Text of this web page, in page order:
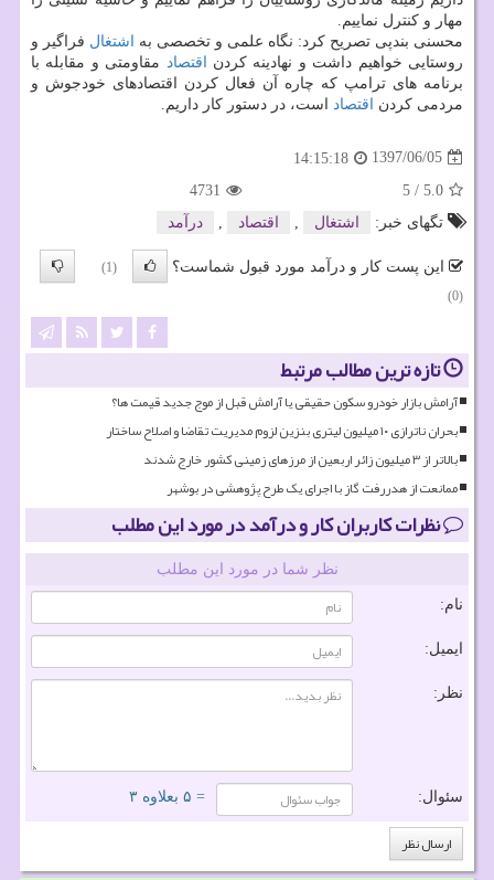
مهار و كنترل نماییم.
محسنی بندپی تصریح كرد: نگاه علمی و تخصصی به
اشتغال فراگیر و
روستایی خواهیم داشت و نهادینه كردن
اقتصاد مقاومتی و مقابله با
برنامه های ترامپ كه چاره آن فعال كردن اقتصادهای خودجوش و
مردمی كردن
اقتصاد است، در دستور كار داریم.
1397/06/05
14:15:18
5.0
/
5
4731
تگهای خبر:
اشتغال , اقتصاد , درآمد
این پست کار و درآمد مورد قبول شماست؟
(1)
(0)
تازه ترین مطالب مرتبط
آرامش بازار خودرو سکون حقیقی یا آرامش قبل از موج جدید قیمت ها؟
بحران ناترازی ۱۰ میلیون لیتری بنزین لزوم مدیریت تقاضا و اصلاح ساختار
بالاتر از ۳ میلیون زائر اربعین از مرزهای زمینی کشور خارج شدند
ممانعت از هدررفت گاز با اجرای یک طرح پژوهشی در بوشهر
نظرات کاربران کار و درآمد در مورد این مطلب
نظر شما در مورد این مطلب
نام:
ایمیل:
نظر:
سئوال: = ۵ بعلاوه ۳